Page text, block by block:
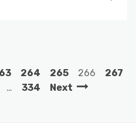
264 265 266
267
… 334 Next